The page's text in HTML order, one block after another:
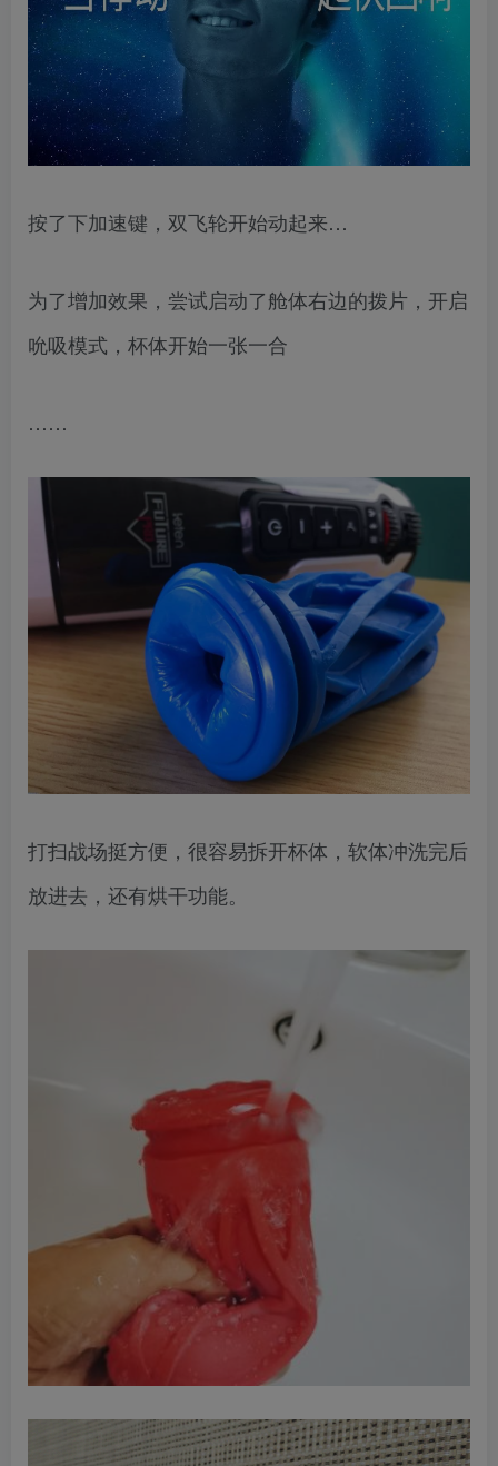
按了下加速键，双飞轮开始动起来…
为了增加效果，尝试启动了舱体右边的拨片，开启
吮吸模式，杯体开始一张一合
……
打扫战场挺方便，很容易拆开杯体，软体冲洗完后
放进去，还有烘干功能。